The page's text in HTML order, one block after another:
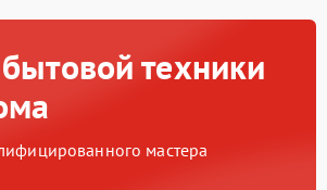
техники
мастера